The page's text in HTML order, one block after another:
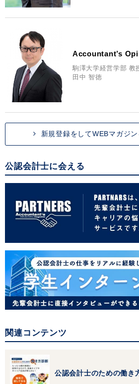
Accountant’s
駒澤大学経営学部 教
田中 智徳
新規登録をしてWEBマガジン
公認会計士に会える
関連コンテンツ
公認会計士のための働き